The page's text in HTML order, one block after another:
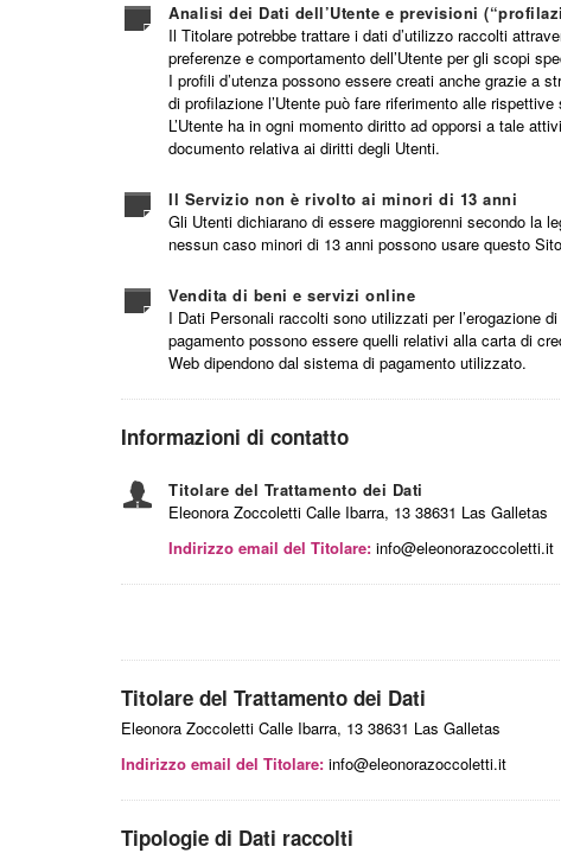
Analisi dei Dati dell’Utente e previsioni
Il Titolare potrebbe trattare i dati d’utilizzo raccolti
preferenze e comportamento dell’Utente per gli scopi
I profili d’utenza possono essere creati anche grazie a
di profilazione l’Utente può fare riferimento alle
L’Utente ha in ogni momento diritto ad opporsi a tale
documento relativa ai diritti degli Utenti.
Il Servizio non è rivolto ai minori di 13 anni
Gli Utenti dichiarano di essere maggiorenni secondo la
nessun caso minori di 13 anni possono usare questo
Vendita di beni e servizi online
I Dati Personali raccolti sono utilizzati per l’erogazione
pagamento possono essere quelli relativi alla carta di
Web dipendono dal sistema di pagamento utilizzato.
Informazioni di contatto
Titolare del Trattamento dei Dati
Eleonora Zoccoletti Calle Ibarra, 13 38631 Las Galletas
Indirizzo email del Titolare: info@eleonorazoccoletti.it
Titolare del Trattamento dei Dati
Eleonora Zoccoletti Calle Ibarra, 13 38631 Las Galletas
Indirizzo email del Titolare: info@eleonorazoccoletti.it
Tipologie di Dati raccolti